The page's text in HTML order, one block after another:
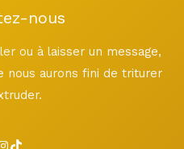
nous
ou à laisser un message,
nous aurons fini de triturer